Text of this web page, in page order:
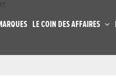
LE COIN DES AFFAIRES